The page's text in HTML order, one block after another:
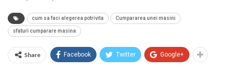
cum sa faci alegerea potrivita Cumpararea unei masini
sfaturi cumparare masina
Share Facebook Twitter Google+